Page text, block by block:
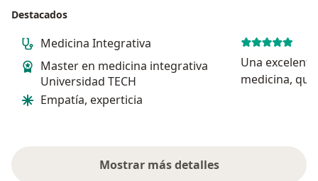
Destacados
Medicina Integrativa
Master en medicina integrativa
Universidad TECH
Empatía, experticia
Una
medicina,
Mostrar más detalles
sobre la experiencia